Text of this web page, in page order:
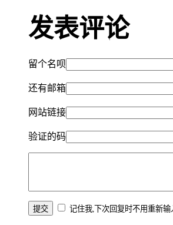
发表评论
留个名呗
还有邮箱
网站链接
验证的码
记住我,下次回复时不用重新输